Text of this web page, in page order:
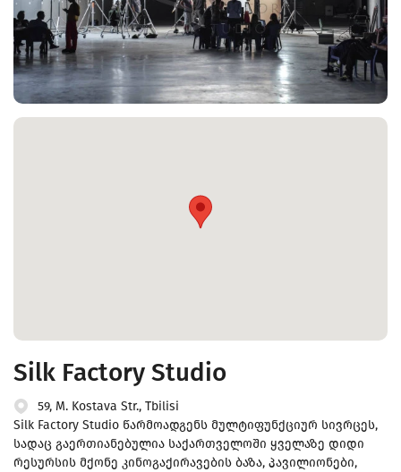
Silk Factory Studio
59, M. Kostava Str., Tbilisi
Silk Factory Studio წარმოადგენს მულტიფუნქციურ სივრცეს,
სადაც გაერთიანებულია საქართველოში ყველაზე დიდი
რესურსის მქონე კინოგაქირავების ბაზა, პავილიონები,